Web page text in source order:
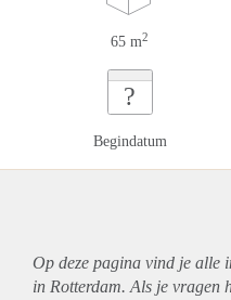
65 m2
?
Begindatum
Op deze pagina vind je alle
in Rotterdam. Als je vragen